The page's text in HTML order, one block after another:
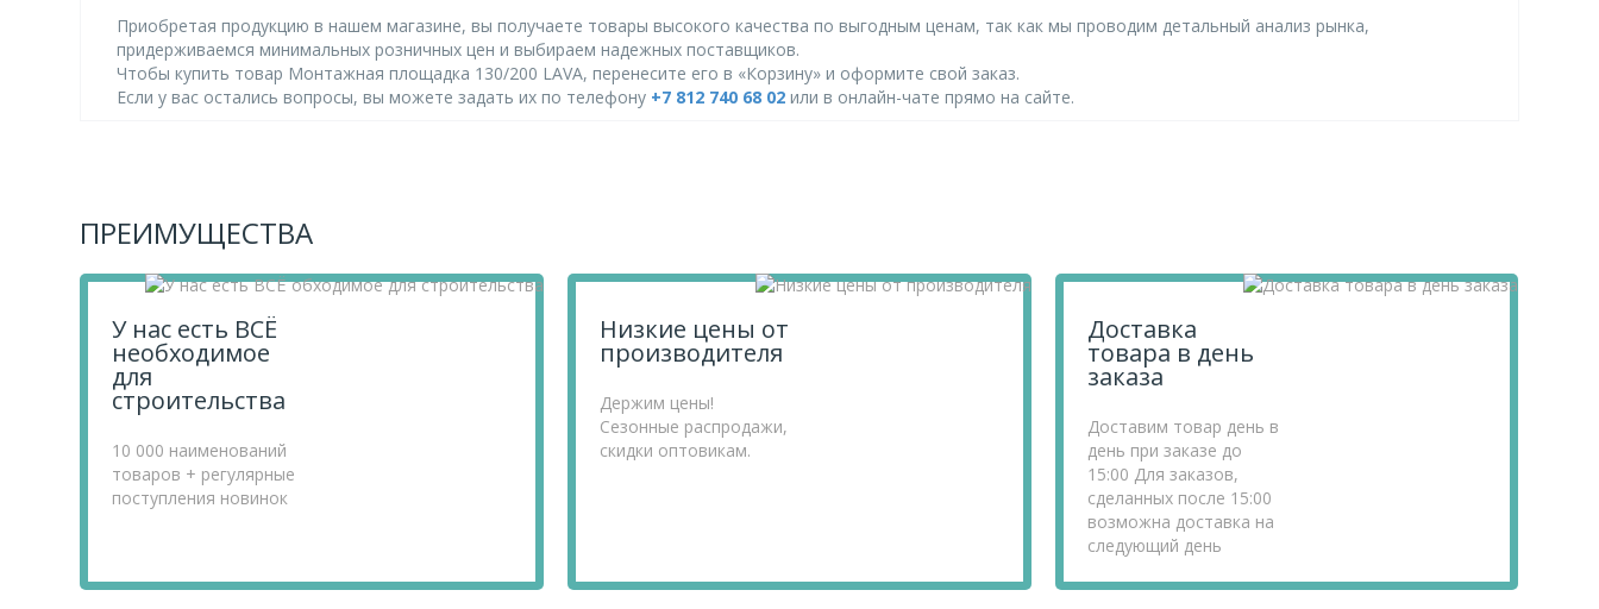
Приобретая продукцию в нашем магазине, вы получаете товары высокого качества по выгодным ценам, так как мы проводим детальный анализ рынка,
придерживаемся минимальных розничных цен и выбираем надежных поставщиков.
Чтобы купить товар Монтажная площадка 130/200 LAVA, перенесите его в «Корзину» и оформите свой заказ.
Если у вас остались вопросы, вы можете задать их по телефону +7 812 740 68 02 или в онлайн-чате прямо на сайте.
ПРЕИМУЩЕСТВА
У нас есть ВСЁ
необходимое
для
строительства
10 000 наименований
товаров + регулярные
поступления новинок
Низкие цены от
производителя
Держим цены!
Сезонные распродажи,
скидки оптовикам.
Доставка
товара в день
заказа
Доставим товар день в
день при заказе до
15:00 Для заказов,
сделанных после 15:00
возможна доставка на
следующий день